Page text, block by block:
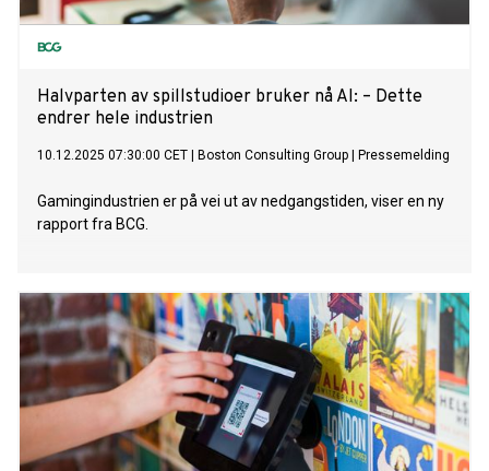
Halvparten av spillstudioer bruker nå AI: – Dette
endrer hele industrien
10.12.2025 07:30:00 CET Boston Consulting Group Pressemelding
Gamingindustrien er på vei ut av nedgangstiden, viser en ny
rapport fra BCG.